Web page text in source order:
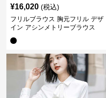
¥16,020 (税込)
フリルブラウス 胸元フリル デザ
イン アシンメトリーブラウス